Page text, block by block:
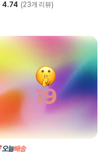
4.74 (23개 리뷰)